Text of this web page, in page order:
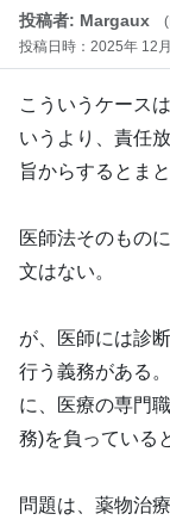
投稿者: Margaux
投稿日時：2025年 12
こういうケース
いうより、責任
旨からするとま
医師法そのもの
文はない。
が、医師には診
行う義務がある
に、医療の専門
務)を負っている
問題は、薬物治